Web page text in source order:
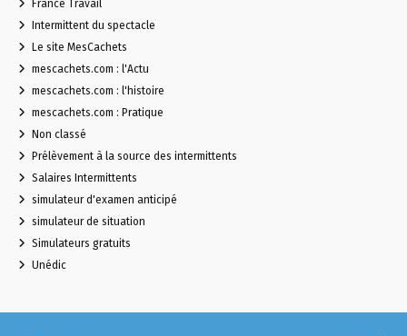
France Travail
Intermittent du spectacle
Le site MesCachets
mescachets.com : l'Actu
mescachets.com : l'histoire
mescachets.com : Pratique
Non classé
Prélèvement à la source des intermittents
Salaires Intermittents
simulateur d'examen anticipé
simulateur de situation
Simulateurs gratuits
Unédic